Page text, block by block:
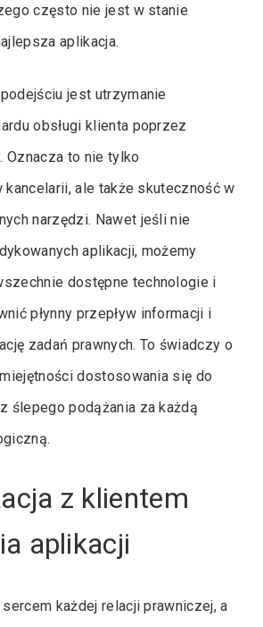
często nie jest w stanie
aplikacja.
jest utrzymanie
obsługi klienta poprzez
Oznacza to nie tylko
ale także skuteczność w
narzędzi. Nawet jeśli nie
aplikacji, możemy
dostępne technologie i
płynny przepływ informacji i
zadań prawnych. To świadczy o
dostosowania się do
ślepego podążania za każdą
z klientem
aplikacji
każdej relacji prawniczej, a